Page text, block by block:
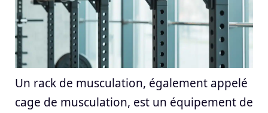
Un rack de musculation, également appelé
cage de musculation, est un équipement de